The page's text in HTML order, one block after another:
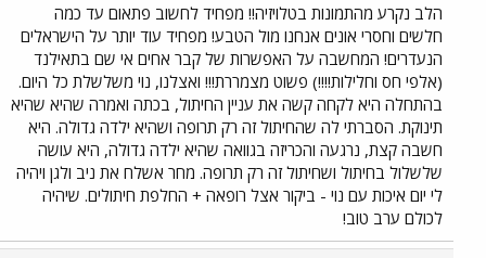
הלב נקרע מהתמונות בטלויזיה!! מפחיד לחשוב פתאום עד כמה
חלשים וחסרי אונים אנחנו מול הטבע! מפחיד עוד יותר על הישראלים
הנעדרים! המחשבה על האפשרות של קבר אחים אי שם בתאילנד
(אלפי חס וחלילות!!!!) פשוט מצמררת!!! ואצלנו, נוי משלשלת כל היום.
בהתחלה היא לקחה קשה את עניין החיתול, בכתה ואמרה שהיא שהיא
תינוקת. הסברתי לה שהחיתול זה רק תרופה ושהיא ילדה גדולה. היא
חשבה קצת, נרגעה והכריזה בגוואה שהיא ילדה גדולה, היא עושה
שלשלול בחיתול ושחיתול זה רק תרופה. מחר אשלח את ניב ולגן ויהיה
לי יום איכות עם נוי - ביקור אצל רופאה + החלפת חיתולים. שיהיה
לכולם ערב טוב!